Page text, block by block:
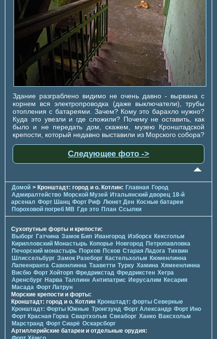
Здание разграблено видимо не очень давно - вырвана с
корнем вся электропроводка (даже выключатели), трубы
отопления с батареями. Зачем? Кому это барахло нужно?
Куда это увезли и где сложили? Почему не оставить, как
было и не передать дом, скажем, музею Кронштадской
крепости, который недавно выставили из Морского собора?
Следующее фото ->
Домой > Кронштадт: город и о. Котлин: Главная Город
Адмиралтейство Морской Музей Итальянский дворец 18-й
арсенал Форт Шанц Форт Риф Люнет Ден Косные батареи
Пороховой погреб МВ Где это План Ссылки
Сухопутные форты и крепости:
Выборг Гатчина Замок Бип Ивангород Изборск Кексгольм
Кирилловский Монастырь Копорье Новгород Петропавловка
Печорcкий монастырь Порхов Псков Старая Ладога Тихвин
Шлиссельбург Замок Разеборг Кастельхольм Кюменлинна
Лапеенранта Савонлинна Тааветти Турку Хамина Хямеенлинна
Висбю Форт Хойторп Фредрикстад Фредрикстен Хегра
Аренсбург Нарва Таллинн Антипатрис Иерусалим Кесария
Масада Форт Латрун
Морские крепости и форты:
Кронштадт: город и о. Котлин Кронштадт: форты Северные
Кронштадт: Форты Южные Тронгзунд Форт Александр Форт Ино
Форт Красная Горка Свартхольм Свеаборг Ханко Ваксхольм
Марстранд Форт Сиарё Оскарсборг
Артиллерийские батареи и отдельные орудия: